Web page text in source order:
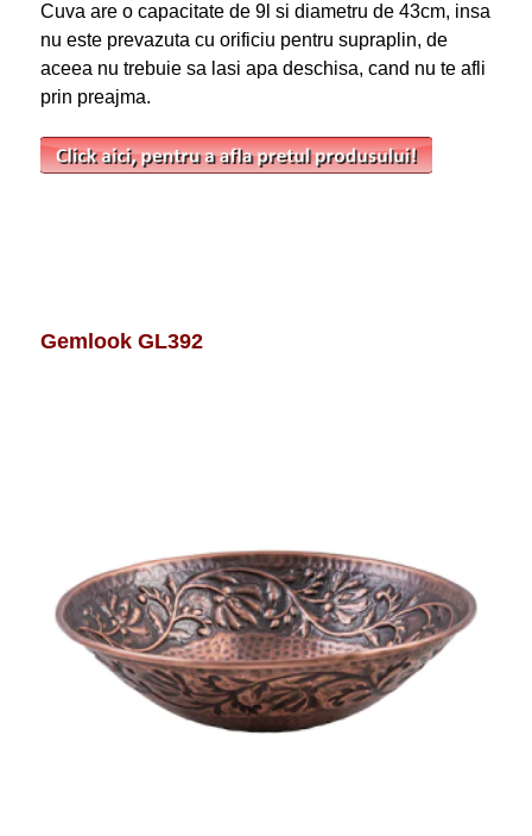
Cuva are o capacitate de 9l si diametru de 43cm, insa
nu este prevazuta cu orificiu pentru supraplin, de
aceea nu trebuie sa lasi apa deschisa, cand nu te afli
prin preajma.
Gemlook GL392